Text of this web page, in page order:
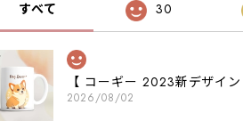
すべて 30
【 コーギー 2023新デザ
2026/08/02